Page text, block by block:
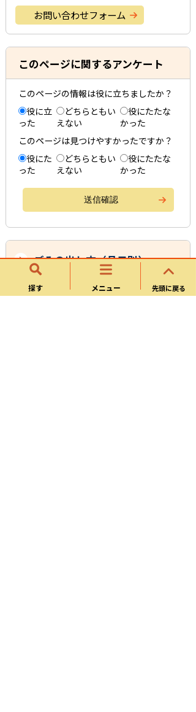
探す メニュー
お問い合わせフォーム
このページに関するアンケート
このページの情報は役に立ちましたか？
役に立
った
どちらともい
えない
役にたたな
かった
このページは見つけやすかったですか？
役にた
った
どちらともい
えない
役にたたな
かった
先頭に戻る
ごみの出し方（品目別）
燃えるごみ